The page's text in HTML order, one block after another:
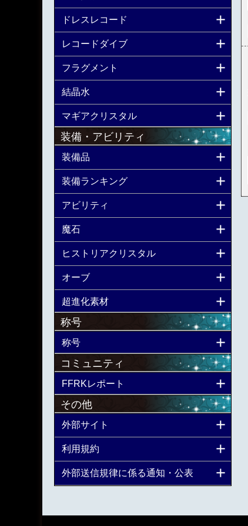
ドレスレコード
レコードダイブ
フラグメント
結晶水
マギアクリスタル
装備・アビリティ
装備品
装備ランキング
アビリティ
魔石
ヒストリアクリスタル
オーブ
超進化素材
称号
称号
コミュニティ
FFRKレポート
その他
外部サイト
利用規約
外部送信規律に係る通知・公表